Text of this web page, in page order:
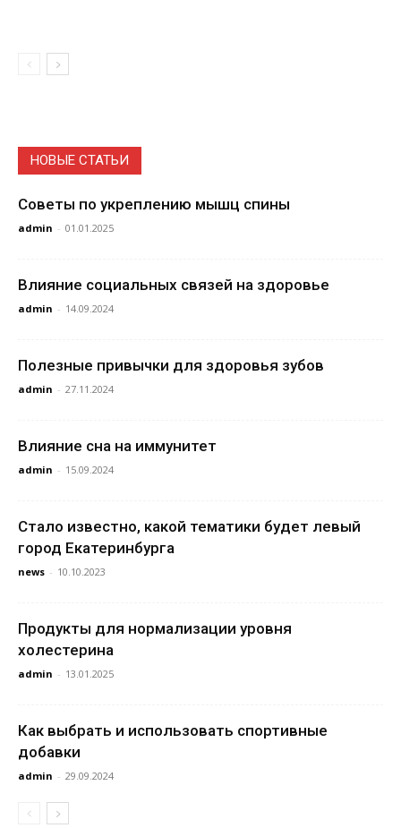
НОВЫЕ СТАТЬИ
Советы по укреплению мышц спины
admin - 01.01.2025
Влияние социальных связей на здоровье
admin - 14.09.2024
Полезные привычки для здоровья зубов
admin - 27.11.2024
Влияние сна на иммунитет
admin - 15.09.2024
Стало известно, какой тематики будет левый
город Екатеринбурга
news - 10.10.2023
Продукты для нормализации уровня
холестерина
admin - 13.01.2025
Как выбрать и использовать спортивные
добавки
admin - 29.09.2024